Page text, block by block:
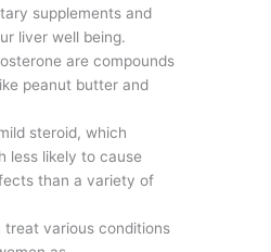
supplements and
liver well being.
are compounds
peanut butter and
steroid, which
less likely to cause
than a variety of
treat various conditions